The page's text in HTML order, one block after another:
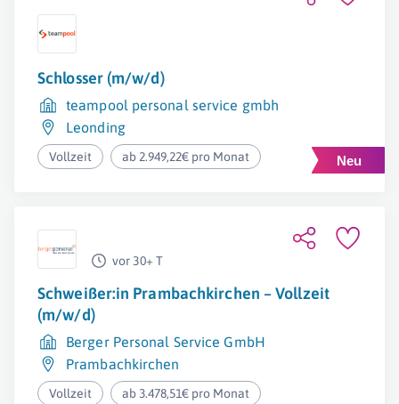
Schlosser (m/w/d)
teampool personal service gmbh
Leonding
Vollzeit ab 2.949,22€ pro Monat
vor 30+ T
Schweißer:in Prambachkirchen – Vollzeit
(m/w/d)
Berger Personal Service GmbH
Prambachkirchen
Vollzeit ab 3.478,51€ pro Monat